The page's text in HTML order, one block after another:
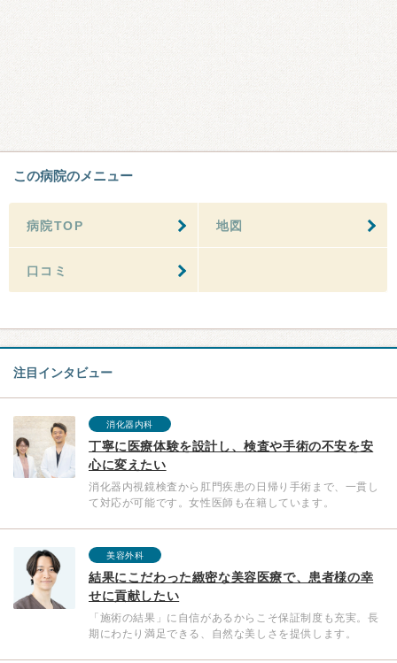
この病院のメニュー
病院TOP 地図
口コミ
注目インタビュー
消化器内科
丁寧に医療体験を設計し、検査や手術の不安を安
心に変えたい
消化器内視鏡検査から肛門疾患の日帰り手術まで、一貫し
て対応が可能です。女性医師も在籍しています。
美容外科
結果にこだわった緻密な美容医療で、患者様の幸
せに貢献したい
「施術の結果」に自信があるからこそ保証制度も充実。長
期にわたり満足できる、自然な美しさを提供します。